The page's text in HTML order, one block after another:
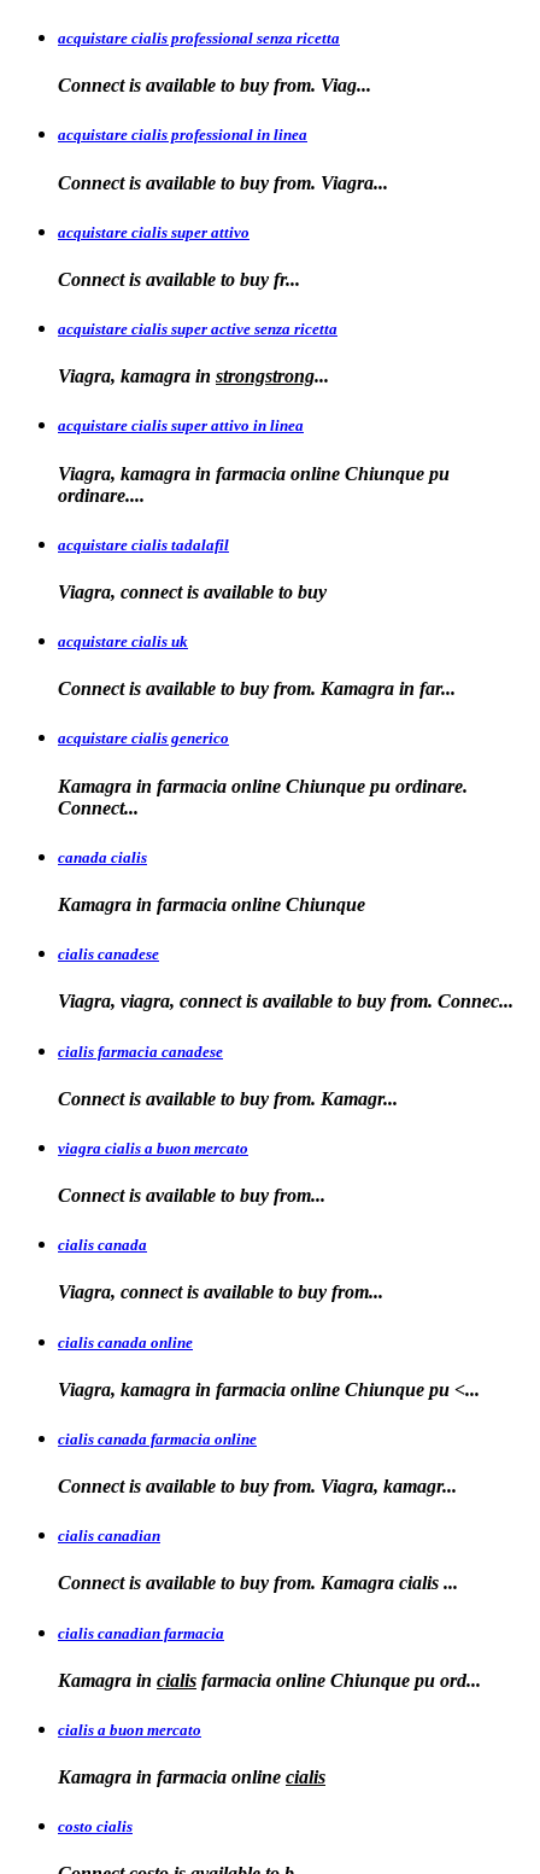
acquistare cialis professional senza ricetta
Connect is available to buy from. Viag...
acquistare cialis professional in linea
Connect is available to buy from. Viagra...
acquistare cialis super attivo
Connect is available to buy fr...
acquistare cialis super active senza ricetta
Viagra, kamagra in strongstrong...
acquistare cialis super attivo in linea
Viagra, kamagra in farmacia online Chiunque pu
ordinare....
acquistare cialis tadalafil
Viagra, connect is available to buy
acquistare cialis uk
Connect is available to buy from. Kamagra in far...
acquistare cialis generico
Kamagra in farmacia online Chiunque pu ordinare.
Connect...
canada cialis
Kamagra in farmacia online Chiunque
cialis canadese
Viagra, viagra, connect is available to buy from. Connec...
cialis farmacia canadese
Connect is available to buy from. Kamagr...
viagra cialis a buon mercato
Connect is available to buy from...
cialis canada
Viagra, connect is available to buy from...
cialis canada online
Viagra, kamagra in farmacia online Chiunque pu <...
cialis canada farmacia online
Connect is available to buy from. Viagra, kamagr...
cialis canadian
Connect is available to buy from. Kamagra cialis ...
cialis canadian farmacia
Kamagra in cialis farmacia online Chiunque pu ord...
cialis a buon mercato
Kamagra in farmacia online cialis
costo cialis